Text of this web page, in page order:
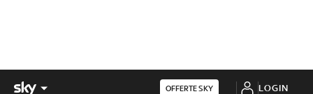
OFFERTE SKY LOGIN